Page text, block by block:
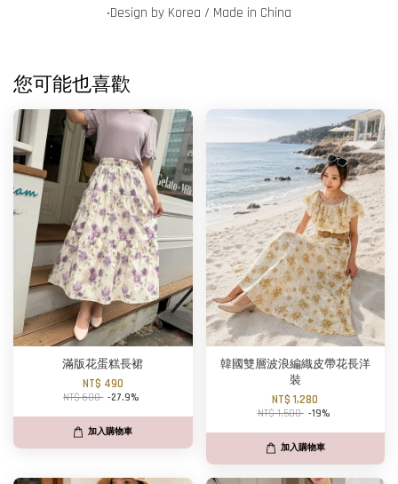
‧Design by Korea / Made in China
您可能也喜歡
滿版花蛋糕長裙
NT$ 490
NT$ 680 -27.9%
加入購物車
韓國雙層波浪編織皮帶花長洋
裝
NT$ 1,280
NT$ 1,580 -19%
加入購物車